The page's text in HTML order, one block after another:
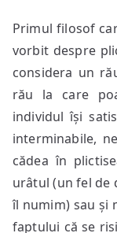
Primul filosof
vorbit despre
considera un
rău la care
individul își
interminabile,
cădea în
urâtul (un fel de
îl numim) sau și
faptului că se